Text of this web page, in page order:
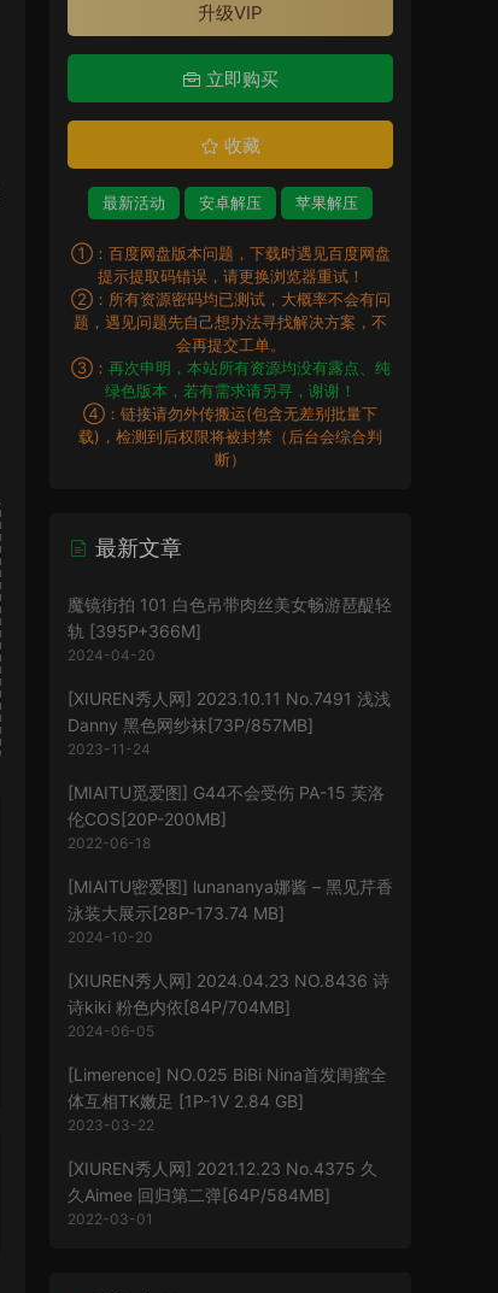
升级VIP
立即购买
收藏
最新活动 安卓解压 苹果解压
①：百度网盘版本问题，下载时遇见百度网盘
提示提取码错误，请更换浏览器重试！
②：所有资源密码均已测试，大概率不会有问
题，遇见问题先自己想办法寻找解决方案，不
会再提交工单。
③： 再次申明，本站所有资源均没有露点、纯
绿色版本，若有需求请另寻，谢谢！
④：链接请勿外传搬运(包含无差别批量下
载)，检测到后权限将被封禁（后台会综合判
断）
最新文章
魔镜街拍 101 白色吊带肉丝美女畅游琶醍轻
轨 [395P+366M]
2024-04-20
[XIUREN秀人网] 2023.10.11 No.7491 浅浅
Danny 黑色网纱袜[73P/857MB]
2023-11-24
[MIAITU觅爱图] G44不会受伤 PA-15 芙洛
伦COS[20P-200MB]
2022-06-18
[MIAITU密爱图] lunananya娜酱 – 黑见芹香
泳装大展示[28P-173.74 MB]
2024-10-20
[XIUREN秀人网] 2024.04.23 NO.8436 诗
诗kiki 粉色内依[84P/704MB]
2024-06-05
[Limerence] NO.025 BiBi Nina首发闺蜜全
体互相TK嫩足 [1P-1V 2.84 GB]
2023-03-22
[XIUREN秀人网] 2021.12.23 No.4375 久
久Aimee 回归第二弹[64P/584MB]
2022-03-01